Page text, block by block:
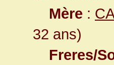
Mère :
32 ans)
Freres/